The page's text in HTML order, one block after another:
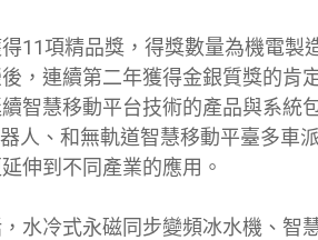
11項精品獎，得獎數量為機電製
，連續第二年獲得金銀質獎的肯
智慧移動平台技術的產品與系統
人、和無軌道智慧移動平臺多車
伸到不同產業的應用。
水冷式永磁同步變頻冰水機、智